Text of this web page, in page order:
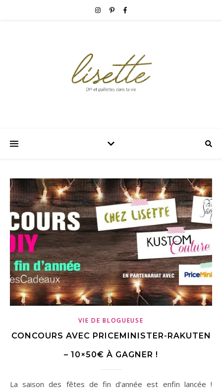
VIE DE BLOGUEUSE
CONCOURS AVEC PRICEMINISTER-RAKUTEN
– 10×50€ À GAGNER !
La saison des fêtes de fin d’année est enfin lancée !